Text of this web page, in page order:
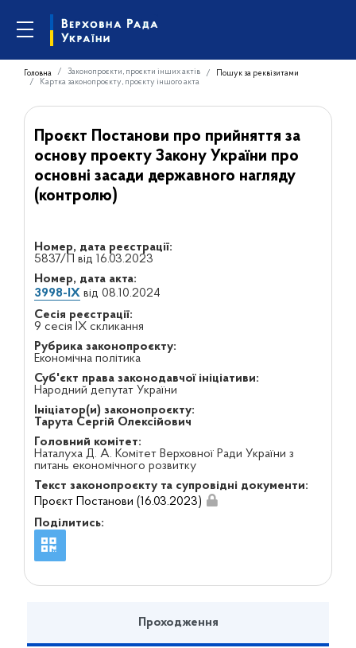
Головна Законопроєкти, проєкти інших актів
Пошук за реквізитами
Картка законопроєкту, проєкту іншого акта
Проєкт Постанови про прийняття за
основу проекту Закону України про
основні засади державного нагляду
(контролю)
Номер, дата реєстрації:
5837/П від 16.03.2023
Номер, дата акта:
3998-IXвід 08.10.2024
Сесія реєстрації:
9 сесія IX скликання
Рубрика законопроєкту:
Економічна політика
Суб'єкт права законодавчої ініціативи:
Народний депутат України
Ініціатор(и) законопроєкту:
Тарута Сергій Олексійович
Головний комітет:
Наталуха Д. А. Комітет Верховної Ради України з
питань економічного розвитку
Текст законопроєкту та супровідні документи:
Проєкт Постанови (16.03.2023)
Поділитись:
Проходження